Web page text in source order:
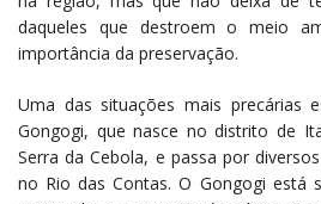
daqueles que destroem o meio
importância da preservação.
Uma das situações mais precárias
Gongogi, que nasce no distrito de
Serra da Cebola, e passa por
no Rio das Contas. O Gongogi está